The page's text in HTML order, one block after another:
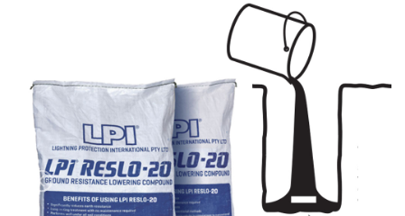
Previous